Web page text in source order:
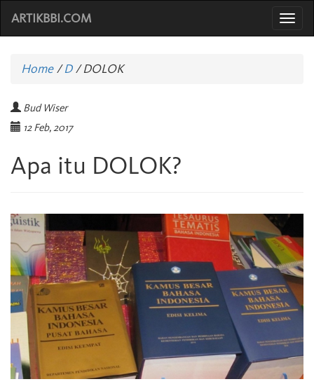
ARTIKBBI.COM
Home/D /DOLOK
Bud Wiser
12 Feb, 2017
Apa itu DOLOK?